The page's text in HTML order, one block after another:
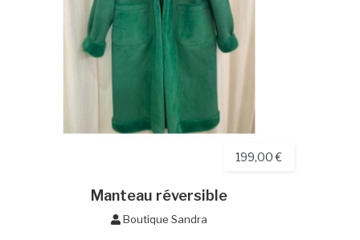
199,00 €
Manteau réversible
Boutique Sandra